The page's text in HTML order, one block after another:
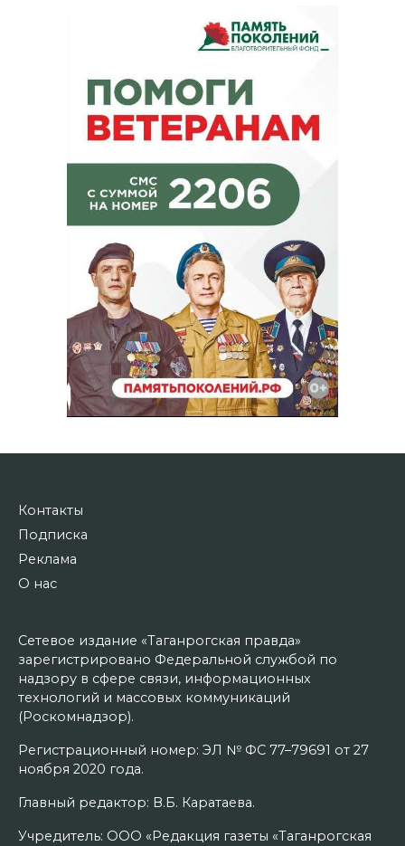
Контакты
Подписка
Реклама
О нас
Сетевое издание «Таганрогская правда»
зарегистрировано Федеральной службой по
надзору в сфере связи, информационных
технологий и массовых коммуникаций
(Роскомнадзор).
Регистрационный номер: ЭЛ № ФС 77–79691 от 27
ноября 2020 года.
Главный редактор: В.Б. Каратаева.
Учредитель: ООО «Редакция газеты «Таганрогская